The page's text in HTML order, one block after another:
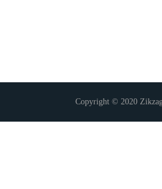
Copyright © 2020